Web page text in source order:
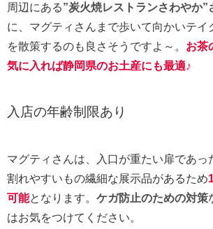
周辺にある”炭火焼レストランさわやか”
に、マグティさんまで歩いて向かいテイ
を散策するのも良さそうですよ～。 お茶
気に入れば静岡県のお土産にも最適♪
入店の年齢制限あり
マグティさんは、入口が重たい扉であっ
割れやすいもの繊細な展示品があるため
可能となります。 ケガ防止のための対策
はお気をつけてください。